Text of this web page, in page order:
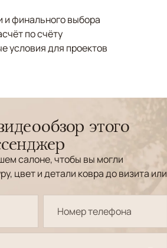
и финального выбора
по счёту
условия для проектов
этого
салоне, чтобы вы могли
цвет и детали ковра до визита или